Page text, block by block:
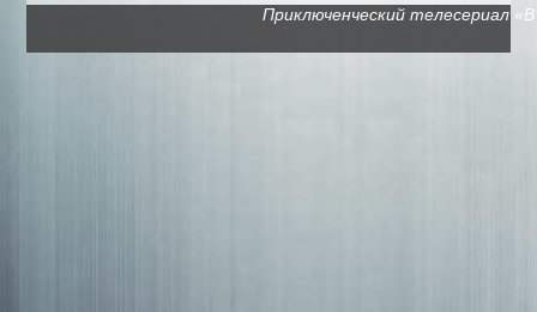
Приключенческий телесериал